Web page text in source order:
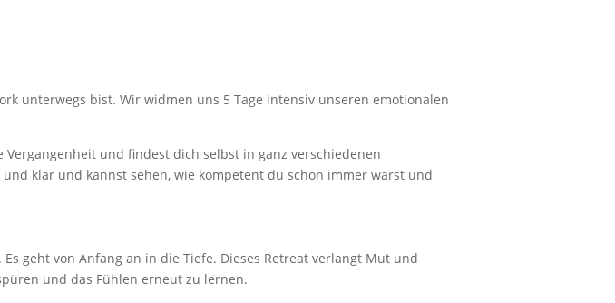
unterwegs bist. Wir widmen uns 5 Tage intensiv unseren emotionalen
und findest dich selbst in ganz verschiedenen
klar und kannst sehen, wie kompetent du schon immer warst und
geht von Anfang an in die Tiefe. Dieses Retreat verlangt Mut und
und das Fühlen erneut zu lernen.